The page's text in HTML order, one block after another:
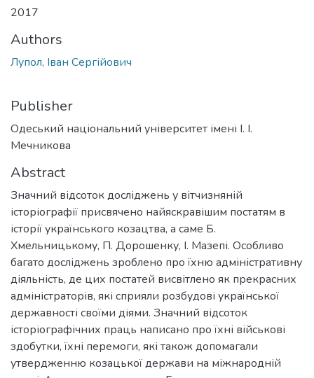
2017
Authors
Лупол, Іван Сергійович
Publisher
Одеський національний університет імені І. І.
Мечникова
Abstract
Значний відсоток досліджень у вітчизняній
історіографії присвячено найяскравішим постатям в
історії українського козацтва, а саме Б.
Хмельницькому, П. Дорошенку, І. Мазепі. Особливо
багато досліджень зроблено про їхню адміністративну
діяльність, де цих постатей висвітлено як прекрасних
адміністраторів, які сприяли розбудові української
державності своїми діями. Значний відсоток
історіографічних праць написано про їхні військові
здобутки, їхні перемоги, які також допомагали
утвердженню козацької держави на міжнародній